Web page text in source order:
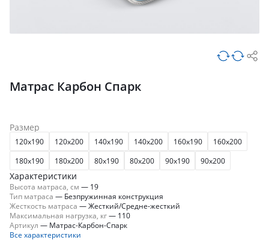
Матрас Карбон Спарк
Размер
120x190 120x200 140x190 140x200 160x190
160x200
180x190
180x200 80x190 80x200 90x190 90x200
Характеристики
Высота матраса, см — 19
Тип матраса — Безпружинная конструкция
Жесткость матраса —Жесткий/Средне-жесткий
Максимальная нагрузка, кг— 110
Артикул — Матрас-Карбон-Спарк
Все характеристики